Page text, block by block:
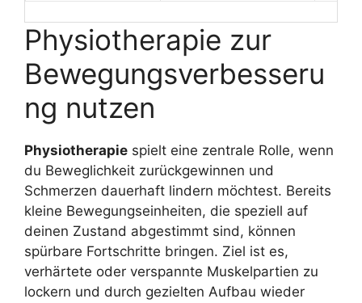
Physiotherapie zur
Bewegungsverbesseru
ng nutzen
Physiotherapie spielt eine zentrale Rolle, wenn
du Beweglichkeit zurückgewinnen und
Schmerzen dauerhaft lindern möchtest. Bereits
kleine Bewegungseinheiten, die speziell auf
deinen Zustand abgestimmt sind, können
spürbare Fortschritte bringen. Ziel ist es,
verhärtete oder verspannte Muskelpartien zu
lockern und durch gezielten Aufbau wieder